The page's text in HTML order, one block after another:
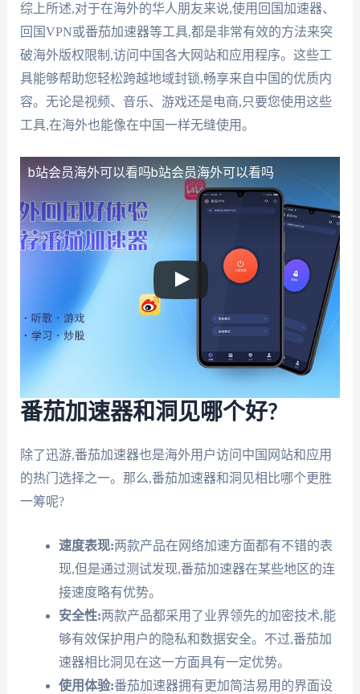
综上所述,对于在海外的华人朋友来说,使用回国加速器、
回国VPN或番茄加速器等工具,都是非常有效的方法来突
破海外版权限制,访问中国各大网站和应用程序。这些工
具能够帮助您轻松跨越地域封锁,畅享来自中国的优质内
容。无论是视频、音乐、游戏还是电商,只要您使用这些
工具,在海外也能像在中国一样无缝使用。
b站会员海外可以看吗b站会员海外可以看吗
番茄加速器和洞见哪个好?
除了迅游,番茄加速器也是海外用户访问中国网站和应用
的热门选择之一。那么,番茄加速器和洞见相比哪个更胜
一筹呢?
速度表现:两款产品在网络加速方面都有不错的表
现,但是通过测试发现,番茄加速器在某些地区的连
接速度略有优势。
安全性:两款产品都采用了业界领先的加密技术,能
够有效保护用户的隐私和数据安全。不过,番茄加
速器相比洞见在这一方面具有一定优势。
使用体验:番茄加速器拥有更加简洁易用的界面设